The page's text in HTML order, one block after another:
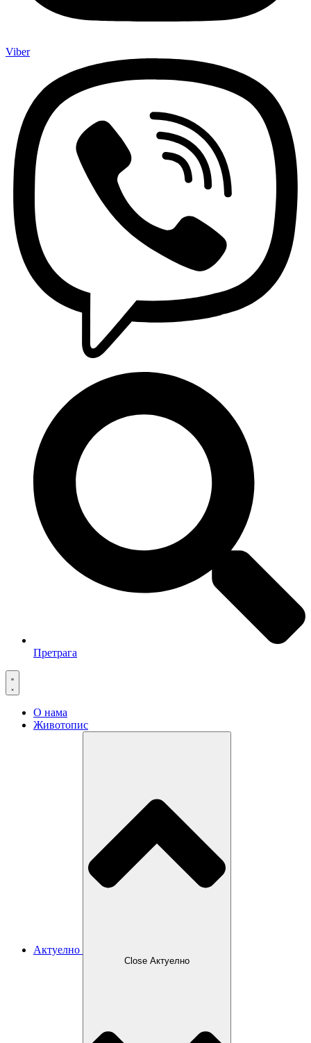
Viber
Претрага
О нама
Животопис
Актуелно
Close Актуелно